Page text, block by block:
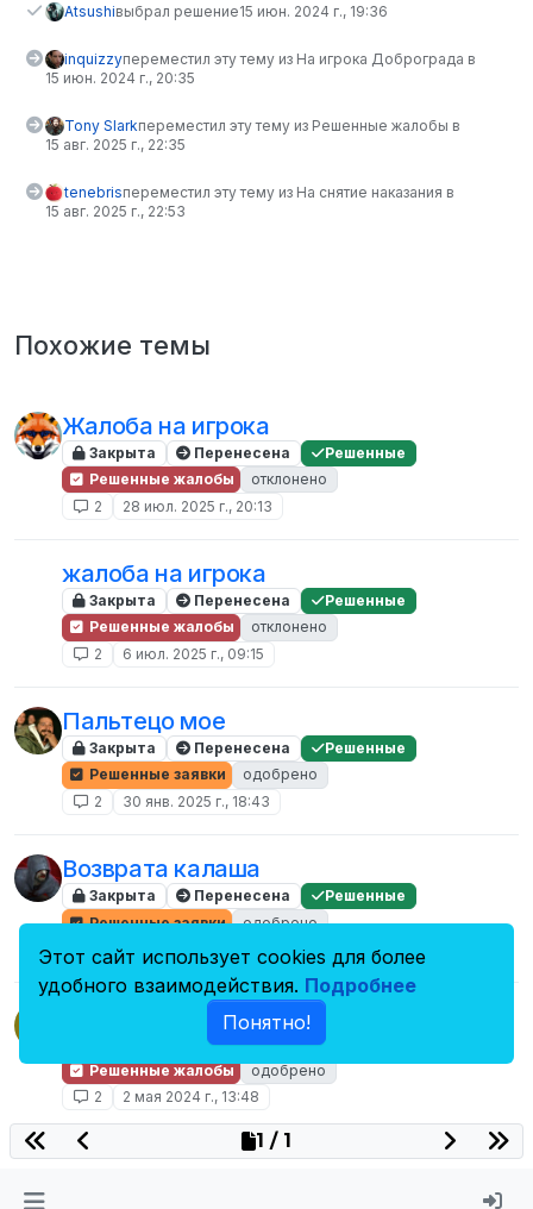
Atsushiвыбрал решение15 июн. 2024 г., 19:36
inquizzyпереместил эту тему из На игрока Доброграда в
15 июн. 2024 г., 20:35
Tony Slarkпереместил эту тему из Решенные жалобы в
15 авг. 2025 г., 22:35
tenebrisпереместил эту тему из На снятие наказания в
15 авг. 2025 г., 22:53
Похожие темы
Жалоба на игрока
Закрыта Перенесена
Решенные
Решенные жалобы
отклонено
2
28 июл. 2025 г., 20:13
жалоба на игрока
Закрыта Перенесена
Решенные
Решенные жалобы
отклонено
2
6 июл. 2025 г., 09:15
Пальтецо мое
Закрыта Перенесена
Решенные
Решенные заявки
одобрено
2
30 янв. 2025 г., 18:43
Возврата калаша
Закрыта Перенесена
Решенные
Решенные заявки
одобрено
Жалоба на игрока
Перенесена
Решенные
Решенные жалобы
одобрено
2
2 мая 2024 г., 13:48
1 / 1
Этот сайт использует cookies для более
удобного взаимодействия. Подробнее
Понятно!